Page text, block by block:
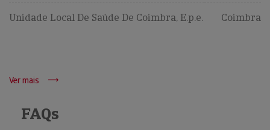
Unidade Local De Saúde De Coimbra, E.p.e. Coimbra
Ver mais
FAQs